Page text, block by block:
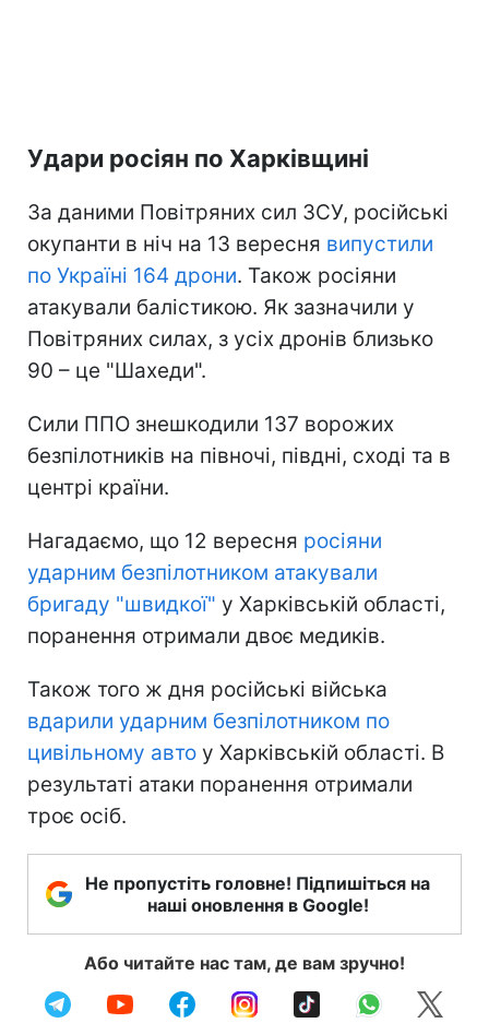
Удари росіян по Харківщині
За даними Повітряних сил ЗСУ, російські
окупанти в ніч на 13 вересня випустили
по Україні 164 дрони. Також росіяни
атакували балістикою. Як зазначили у
Повітряних силах, з усіх дронів близько
90 – це "Шахеди".
Сили ППО знешкодили 137 ворожих
безпілотників на півночі, півдні, сході та в
центрі країни.
Нагадаємо, що 12 вересня росіяни
ударним безпілотником атакували
бригаду "швидкої" у Харківській області,
поранення отримали двоє медиків.
Також того ж дня російські війська
вдарили ударним безпілотником по
цивільному авто у Харківській області. В
результаті атаки поранення отримали
троє осіб.
Не пропустіть головне! Підпишіться на
наші оновлення в Google!
Або читайте нас там, де вам зручно!